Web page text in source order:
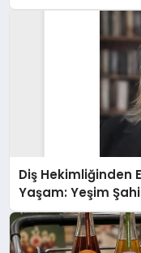
Diş Hekimliğinden
Yaşam: Yeşim